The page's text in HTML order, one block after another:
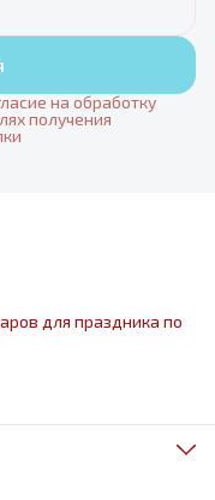
на обработку
получения
для праздника по